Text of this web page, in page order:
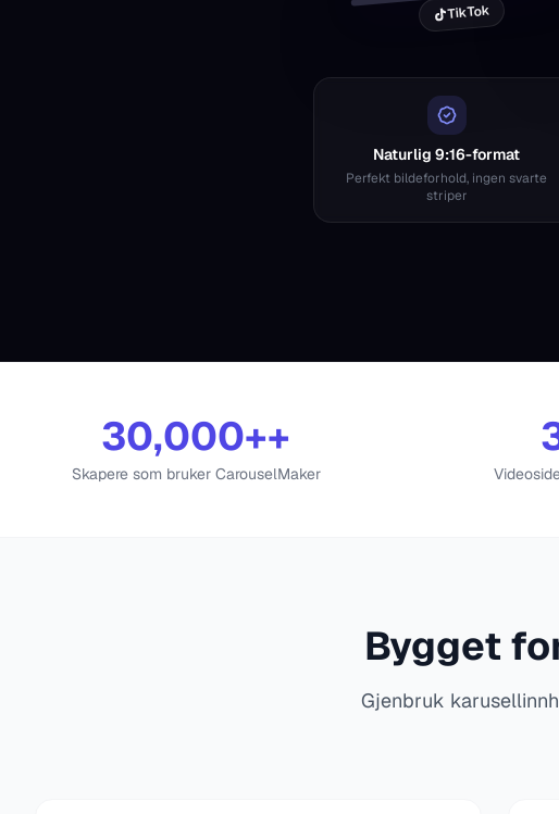
TikTok
Naturlig 9:16-format
Perfekt bildeforhold, ingen svarte
striper
30,000++
Skapere som bruker CarouselMaker
Bygget
Gjenbruk